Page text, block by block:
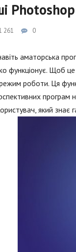
261 0
аматорська
функціонує. Щоб це
роботи. Ця
програм
який